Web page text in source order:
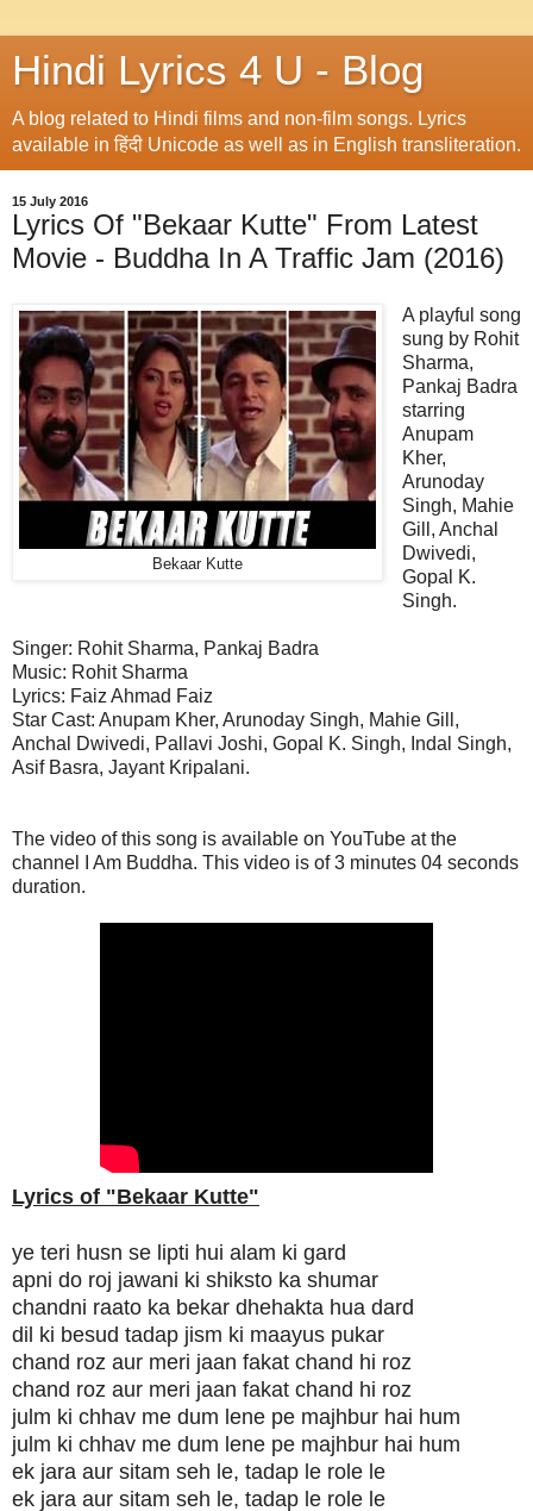
Hindi Lyrics 4 U - Blog
A blog related to Hindi films and non-film songs. Lyrics
available in हिंदी Unicode as well as in English transliteration.
15 July 2016
Lyrics Of "Bekaar Kutte" From Latest
Movie - Buddha In A Traffic Jam (2016)
Bekaar Kutte
A playful song
sung by Rohit
Sharma,
Pankaj Badra
starring
Anupam
Kher,
Arunoday
Singh, Mahie
Gill, Anchal
Dwivedi,
Gopal K.
Singh.
Singer: Rohit Sharma, Pankaj Badra
Music: Rohit Sharma
Lyrics: Faiz Ahmad Faiz
Star Cast: Anupam Kher, Arunoday Singh, Mahie Gill,
Anchal Dwivedi, Pallavi Joshi, Gopal K. Singh, Indal Singh,
Asif Basra, Jayant Kripalani.
The video of this song is available on YouTube at the
channel I Am Buddha. This video is of 3 minutes 04 seconds
duration.
Lyrics of "Bekaar Kutte"
ye teri husn se lipti hui alam ki gard
apni do roj jawani ki shiksto ka shumar
chandni raato ka bekar dhehakta hua dard
dil ki besud tadap jism ki maayus pukar
chand roz aur meri jaan fakat chand hi roz
chand roz aur meri jaan fakat chand hi roz
julm ki chhav me dum lene pe majhbur hai hum
julm ki chhav me dum lene pe majhbur hai hum
ek jara aur sitam seh le, tadap le role le
ek jara aur sitam seh le, tadap le role le